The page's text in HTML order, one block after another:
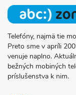
O
PROJEKTE
FONY.SK
Telefóny, najmä tie
Preto sme v apríli
venuje naplno.
bežných mobiných
príslušenstva k nim.